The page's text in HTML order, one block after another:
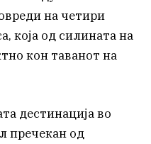
на четири
која од силината на
кон таванот на
дестинација во
пречекан од